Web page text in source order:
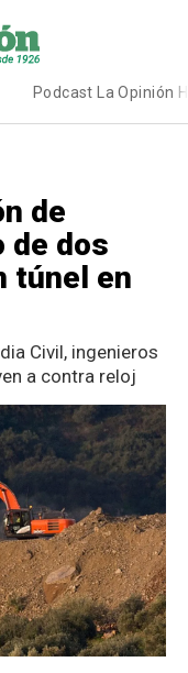
Podcast La Opinión
de
de dos
túnel en
Civil, ingenieros
a contra reloj